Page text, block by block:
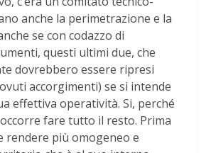
anche la perimetrazione e la
se con codazzo di
questi ultimi due, che
dovrebbero essere ripresi
accorgimenti) se si intende
effettiva operatività. Si, perché
fare tutto il resto. Prima
rendere più omogeneo e